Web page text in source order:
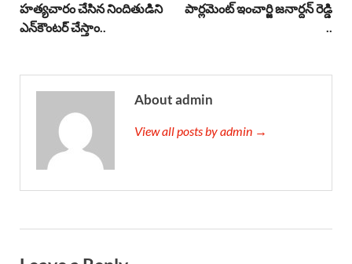
హత్యచారం చేసిన నిందితుడిని
ఎన్‌కౌంటర్ చేస్తాం..
పార్లమెంట్ ఇంచార్జి జనార్దన్ రెడ్డి
..
About admin
View all posts by admin →